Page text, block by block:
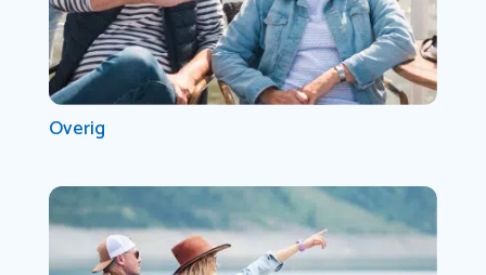
Overig